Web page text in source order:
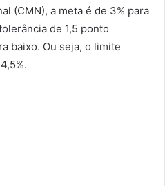
(CMN), a meta é de 3% para
de 1,5 ponto
baixo. Ou seja, o limite